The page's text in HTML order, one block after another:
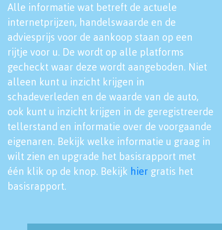
Alle informatie wat betreft de actuele
internetprijzen, handelswaarde en de
adviesprijs voor de aankoop staan op een
rijtje voor u. De wordt op alle platforms
gecheckt waar deze wordt aangeboden. Niet
alleen kunt u inzicht krijgen in
schadeverleden en de waarde van de auto,
ook kunt u inzicht krijgen in de geregistreerde
tellerstand en informatie over de voorgaande
eigenaren. Bekijk welke informatie u graag in
wilt zien en upgrade het basisrapport met
één klik op de knop. Bekijk hier gratis het
basisrapport.